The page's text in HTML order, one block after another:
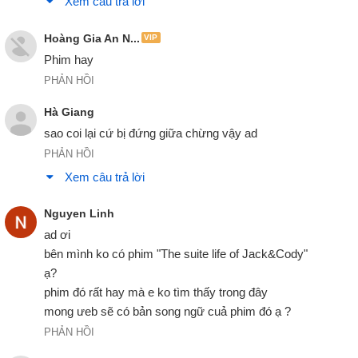
We're not playing "Have you met Ted ?"
chúng ta ko chơi trò đó
Hi, have you met Ted ?
chào, em đã gặp Ted chưa ?
Hi, I'm Ted.
chào, anh là Ted.
That's a very pretty name.
Thanks. It's Lebanese.
cám ơn. em từ li băng.
I'm exhausted.
Hoàng Gia An N... VIP
Phim hay
PHẢN HỒI
Hà Giang
sao coi lại cứ bị đứng giữa chừng vậy ad
PHẢN HỒI
Xem câu trả lời
Nguyen Linh
ad ơi
bên mình ko có phim "The suite life of Jack&Cody"
ạ?
phim đó rất hay mà e ko tìm thấy trong đây
mong ưeb sẽ có bản song ngữ cuả phim đó ạ ?
PHẢN HỒI